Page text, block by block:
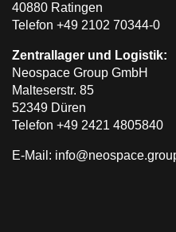
40880 Ratingen
Telefon +49 2102 70344-0
Zentrallager und Logistik:
Neospace Group GmbH
Malteserstr. 85
52349 Düren
Telefon +49 2421 4805840
E-Mail: